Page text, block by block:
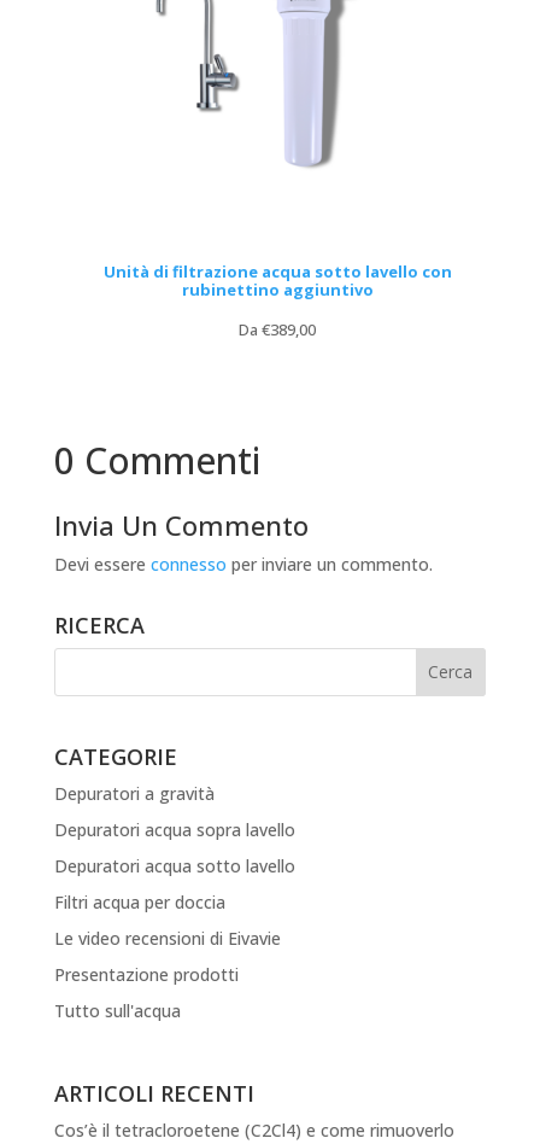
Unità di filtrazione acqua sotto lavello con
rubinettino aggiuntivo
Da€389,00
0 Commenti
Invia Un Commento
Devi essere connesso per inviare un commento.
RICERCA
CATEGORIE
Depuratori a gravità
Depuratori acqua sopra lavello
Depuratori acqua sotto lavello
Filtri acqua per doccia
Le video recensioni di Eivavie
Presentazione prodotti
Tutto sull'acqua
ARTICOLI RECENTI
Cos’è il tetracloroetene (C2Cl4) e come rimuoverlo